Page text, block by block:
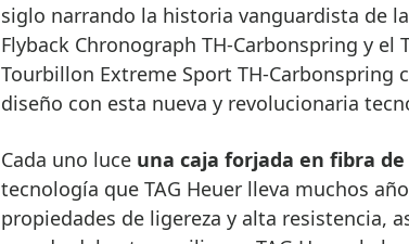
siglo narrando la historia vanguardista de
Flyback Chronograph TH-Carbonspring y el
Tourbillon Extreme Sport TH-Carbonspring
diseño con esta nueva y revolucionaria
Cada uno luce una caja forjada en fibra
tecnología que TAG Heuer lleva muchos
propiedades de ligereza y alta resistencia,